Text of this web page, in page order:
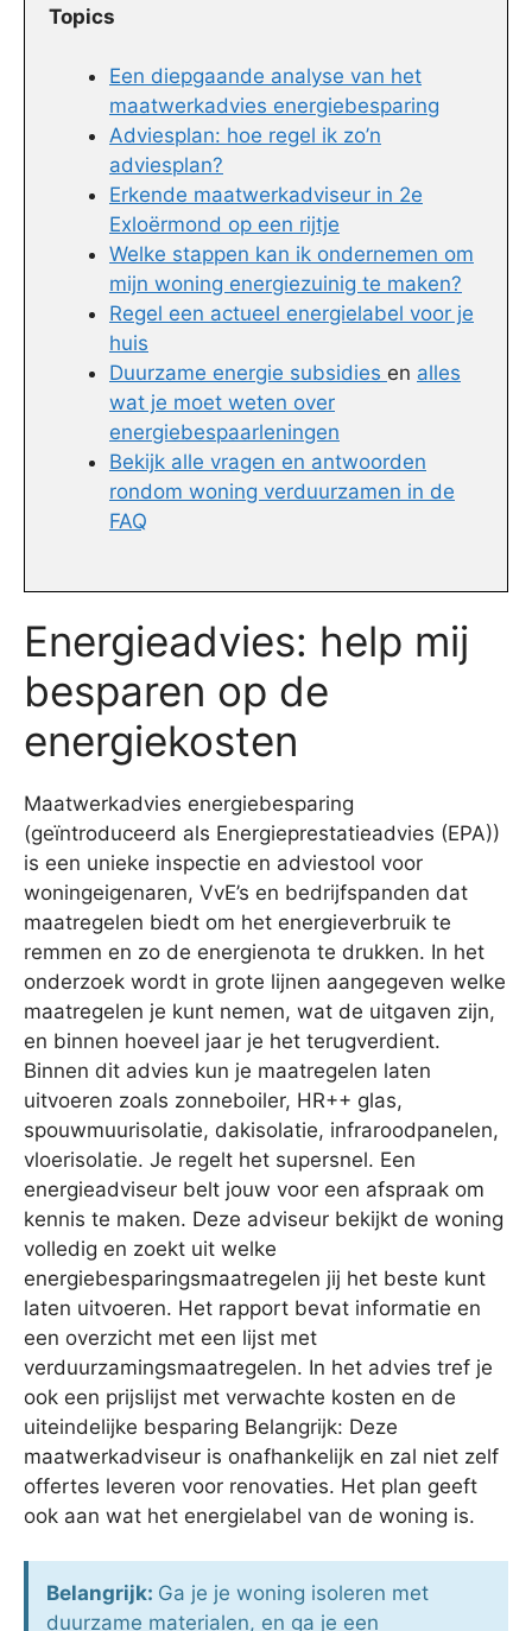
Topics
Een diepgaande analyse van het
maatwerkadvies energiebesparing
Adviesplan: hoe regel ik zo’n
adviesplan?
Erkende maatwerkadviseur in 2e
Exloërmond op een rijtje
Welke stappen kan ik ondernemen om
mijn woning energiezuinig te maken?
Regel een actueel energielabel voor je
huis
Duurzame energie subsidies en alles
wat je moet weten over
energiebespaarleningen
Bekijk alle vragen en antwoorden
rondom woning verduurzamen in de
FAQ
Energieadvies: help mij
besparen op de
energiekosten
Maatwerkadvies energiebesparing
(geïntroduceerd als Energieprestatieadvies (EPA))
is een unieke inspectie en adviestool voor
woningeigenaren, VvE’s en bedrijfspanden dat
maatregelen biedt om het energieverbruik te
remmen en zo de energienota te drukken. In het
onderzoek wordt in grote lijnen aangegeven welke
maatregelen je kunt nemen, wat de uitgaven zijn,
en binnen hoeveel jaar je het terugverdient.
Binnen dit advies kun je maatregelen laten
uitvoeren zoals zonneboiler, HR++ glas,
spouwmuurisolatie, dakisolatie, infraroodpanelen,
vloerisolatie. Je regelt het supersnel. Een
energieadviseur belt jouw voor een afspraak om
kennis te maken. Deze adviseur bekijkt de woning
volledig en zoekt uit welke
energiebesparingsmaatregelen jij het beste kunt
laten uitvoeren. Het rapport bevat informatie en
een overzicht met een lijst met
verduurzamingsmaatregelen. In het advies tref je
ook een prijslijst met verwachte kosten en de
uiteindelijke besparing Belangrijk: Deze
maatwerkadviseur is onafhankelijk en zal niet zelf
offertes leveren voor renovaties. Het plan geeft
ook aan wat het energielabel van de woning is.
Belangrijk: Ga je je woning isoleren met
duurzame materialen, en ga je een